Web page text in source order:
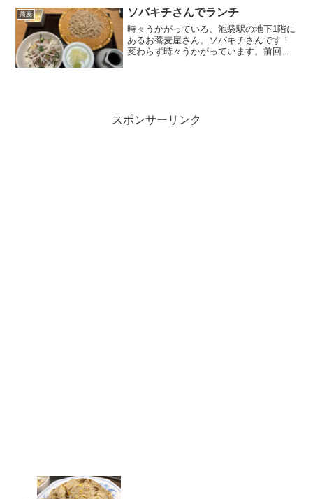
で、ドリンクバーのよう...
蕎麦 ソバキチさんでランチ
時々うかがっている、池袋駅の地下1階に
あるお蕎麦屋さん。ソバキチさんです！
変わらず時々うかがっています。前回記
スポンサーリンク